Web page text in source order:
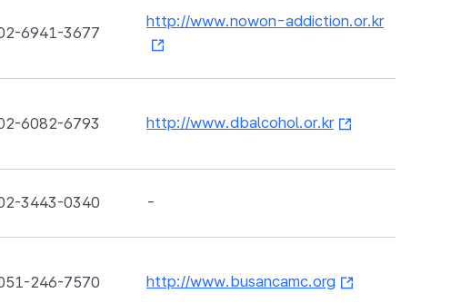
6941-3677
http://www.nowon-addiction.or.kr
6082-6793 http://www.dbalcohol.or.kr
3443-0340 -
246-7570 http://www.busancamc.org